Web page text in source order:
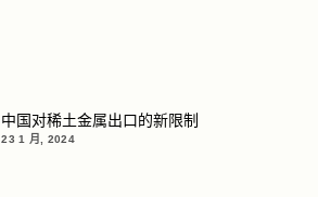
中国对稀土金属出口的新限制
23 1 月, 2024